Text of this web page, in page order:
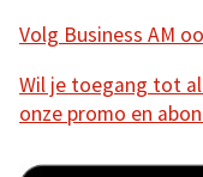
Volg Business AM
Wil je toegang tot
onze promo en